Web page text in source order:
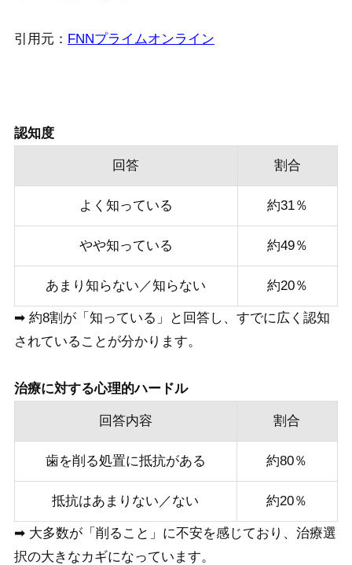
引用元： FNNプライムオンライン
認知度
回答 割合
よく知っている 約31％
やや知っている 約49％
あまり知らない／知らない 約20％
➡ 約8割が「知っている」と回答し、すでに広く認知
されていることが分かります。
治療に対する心理的ハードル
回答内容 割合
歯を削る処置に抵抗がある 約80％
抵抗はあまりない／ない 約20％
➡ 大多数が「削ること」に不安を感じており、治療選
択の大きなカギになっています。